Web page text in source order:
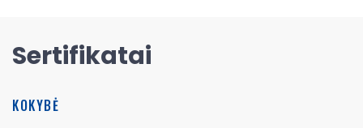
Sertifikatai
KOKYBĖ